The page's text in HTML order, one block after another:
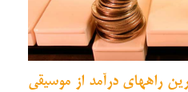
راههای درآمد از موسیقی